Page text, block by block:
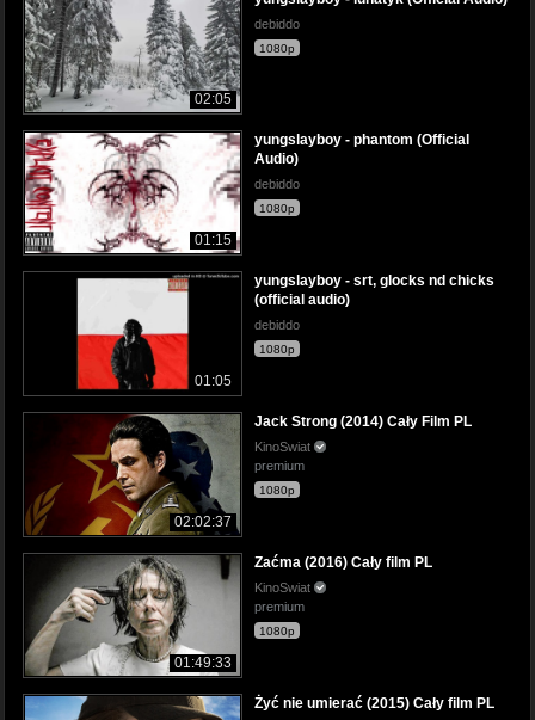
02:05
debiddo
1080p
01:15
yungslayboy - phantom (Official
Audio)
debiddo
1080p
01:05
yungslayboy - srt, glocks nd chicks
(official audio)
debiddo
1080p
02:02:37
Jack Strong (2014) Cały Film PL
KinoSwiat
premium
1080p
01:49:33
Zaćma (2016) Cały film PL
KinoSwiat
premium
1080p
Żyć nie umierać (2015) Cały film PL